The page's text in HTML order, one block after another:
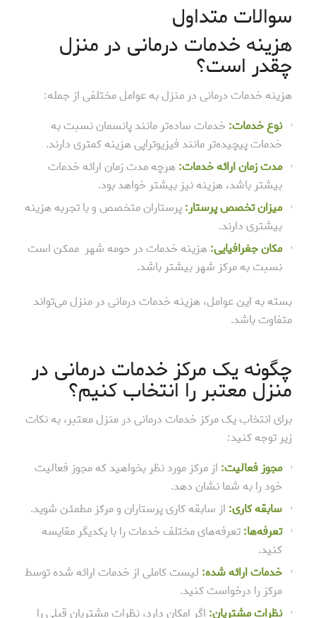
سوالات متداول
هزینه خدمات درمانی در منزل
چقدر است؟
هزینه خدمات درمانی در منزل به عوامل مختلفی از جمله:
نوع خدمات: خدمات ساده‌تر مانند پانسمان نسبت به
خدمات پیچیده‌تر مانند فیزیوتراپی هزینه کمتری دارند.
مدت زمان ارائه خدمات: هرچه مدت زمان ارائه خدمات
بیشتر باشد، هزینه نیز بیشتر خواهد بود.
میزان تخصص پرستار:پرستاران متخصص و با تجربه هزینه
بیشتری دارند.
مکان جغرافیایی: هزینه خدمات در حومه شهر ممکن است
نسبت به مرکز شهر بیشتر باشد.
بسته به این عوامل، هزینه خدمات درمانی در منزل می‌تواند
متفاوت باشد.
چگونه یک مرکز خدمات درمانی در
منزل معتبر را انتخاب کنیم؟
برای انتخاب یک مرکز خدمات درمانی در منزل معتبر، به نکات
زیر توجه کنید:
مجوز فعالیت: از مرکز مورد نظر بخواهید که مجوز فعالیت
خود را به شما نشان دهد.
سابقه کاری: از سابقه کاری پرستاران و مرکز مطمئن شوید.
تعرفه‌ها:تعرفه‌های مختلف خدمات را با یکدیگر مقایسه
کنید.
خدمات ارائه شده: لیست کاملی از خدمات ارائه شده توسط
مرکز را درخواست کنید.
نظرات مشتریان: اگر امکان دارد، نظرات مشتریان قبلی را